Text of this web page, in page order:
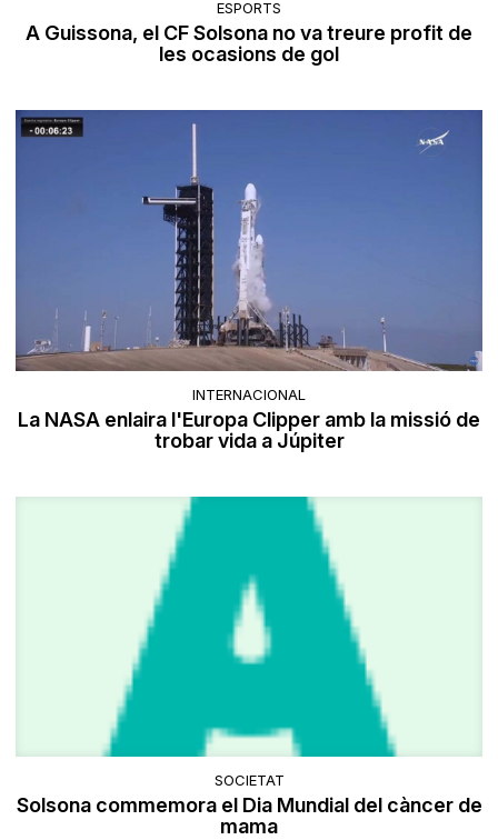
ESPORTS
A Guissona, el CF Solsona no va treure profit de
les ocasions de gol
INTERNACIONAL
La NASA enlaira l'Europa Clipper amb la missió de
trobar vida a Júpiter
SOCIETAT
Solsona commemora el Dia Mundial del càncer de
mama